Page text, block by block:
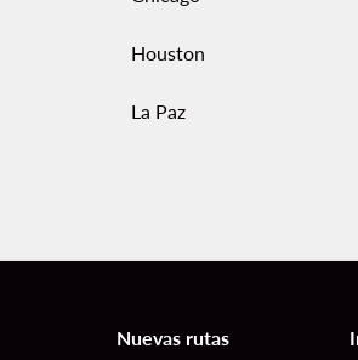
Houston
La Paz
Nuevas rutas